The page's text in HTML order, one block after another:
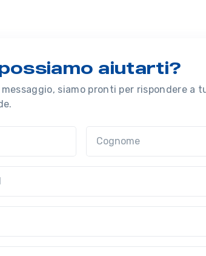
aiutarti?
messaggio, siamo pronti per rispondere a